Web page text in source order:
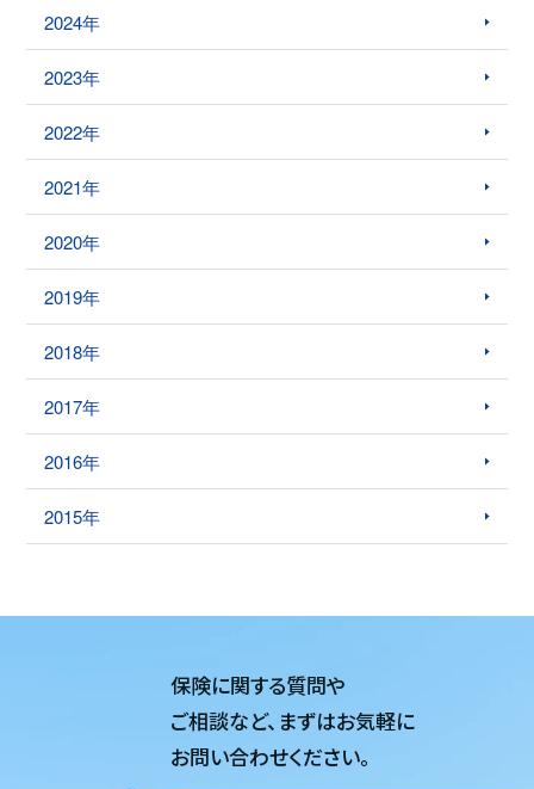
2024年
2023年
2022年
2021年
2020年
2019年
2018年
2017年
2016年
2015年
保険に関する質問や
ご相談など、 まずはお気軽に
お問い合わせください。